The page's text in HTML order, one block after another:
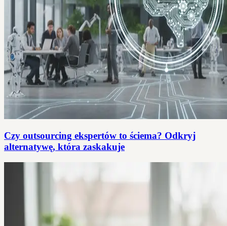
Czy outsourcing ekspertów to ściema? Odkryj
alternatywę, która zaskakuje